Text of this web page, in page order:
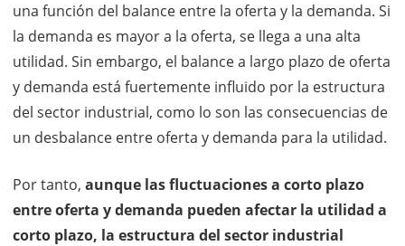
una función del balance entre la oferta y la demanda. Si
la demanda es mayor a la oferta, se llega a una alta
utilidad. Sin embargo, el balance a largo plazo de oferta
y demanda está fuertemente influido por la estructura
del sector industrial, como lo son las consecuencias de
un desbalance entre oferta y demanda para la utilidad.
Por tanto, aunque las fluctuaciones a corto plazo
entre oferta y demanda pueden afectar la utilidad a
corto plazo, la estructura del sector industrial